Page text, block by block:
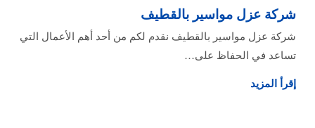
شركة عزل مواسير بالقطيف
شركة عزل مواسير بالقطيف نقدم لكم من أحد أهم الأعمال التي
تساعد في الحفاظ على…
إقرأ المزيد